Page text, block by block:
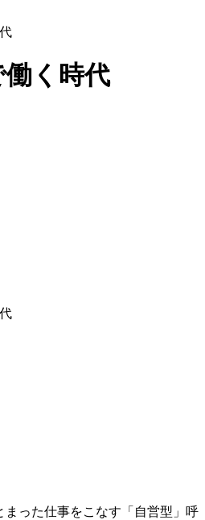
働く時代
まった仕事をこなす「自営型」呼